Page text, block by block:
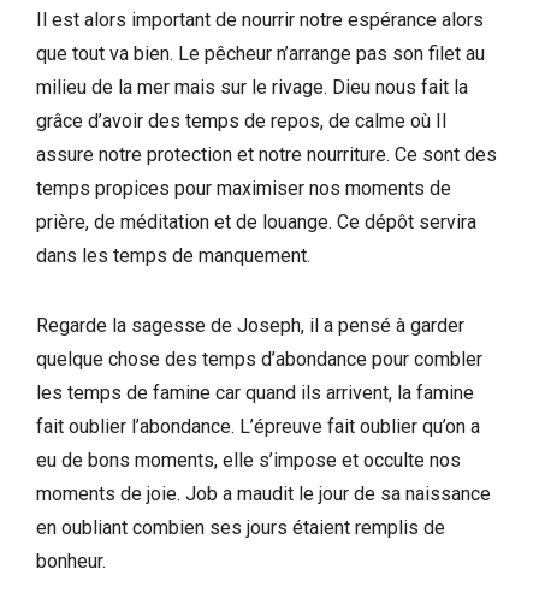
Il est alors important de nourrir notre espérance alors
que tout va bien. Le pêcheur n’arrange pas son filet au
milieu de la mer mais sur le rivage. Dieu nous fait la
grâce d’avoir des temps de repos, de calme où Il
assure notre protection et notre nourriture. Ce sont des
temps propices pour maximiser nos moments de
prière, de méditation et de louange. Ce dépôt servira
dans les temps de manquement.
Regarde la sagesse de Joseph, il a pensé à garder
quelque chose des temps d’abondance pour combler
les temps de famine car quand ils arrivent, la famine
fait oublier l’abondance. L’épreuve fait oublier qu’on a
eu de bons moments, elle s’impose et occulte nos
moments de joie. Job a maudit le jour de sa naissance
en oubliant combien ses jours étaient remplis de
bonheur.